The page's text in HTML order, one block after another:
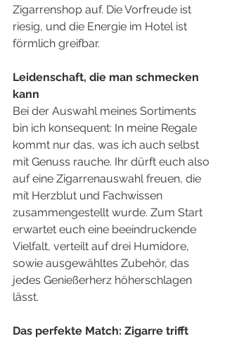
Zigarrenshop auf. Die Vorfreude ist
riesig, und die Energie im Hotel ist
förmlich greifbar.
Leidenschaft, die man schmecken
kann
Bei der Auswahl meines Sortiments
bin ich konsequent: In meine Regale
kommt nur das, was ich auch selbst
mit Genuss rauche. Ihr dürft euch also
auf eine Zigarrenauswahl freuen, die
mit Herzblut und Fachwissen
zusammengestellt wurde. Zum Start
erwartet euch eine beeindruckende
Vielfalt, verteilt auf drei Humidore,
sowie ausgewähltes Zubehör, das
jedes Genießerherz höherschlagen
lässt.
Das perfekte Match: Zigarre trifft